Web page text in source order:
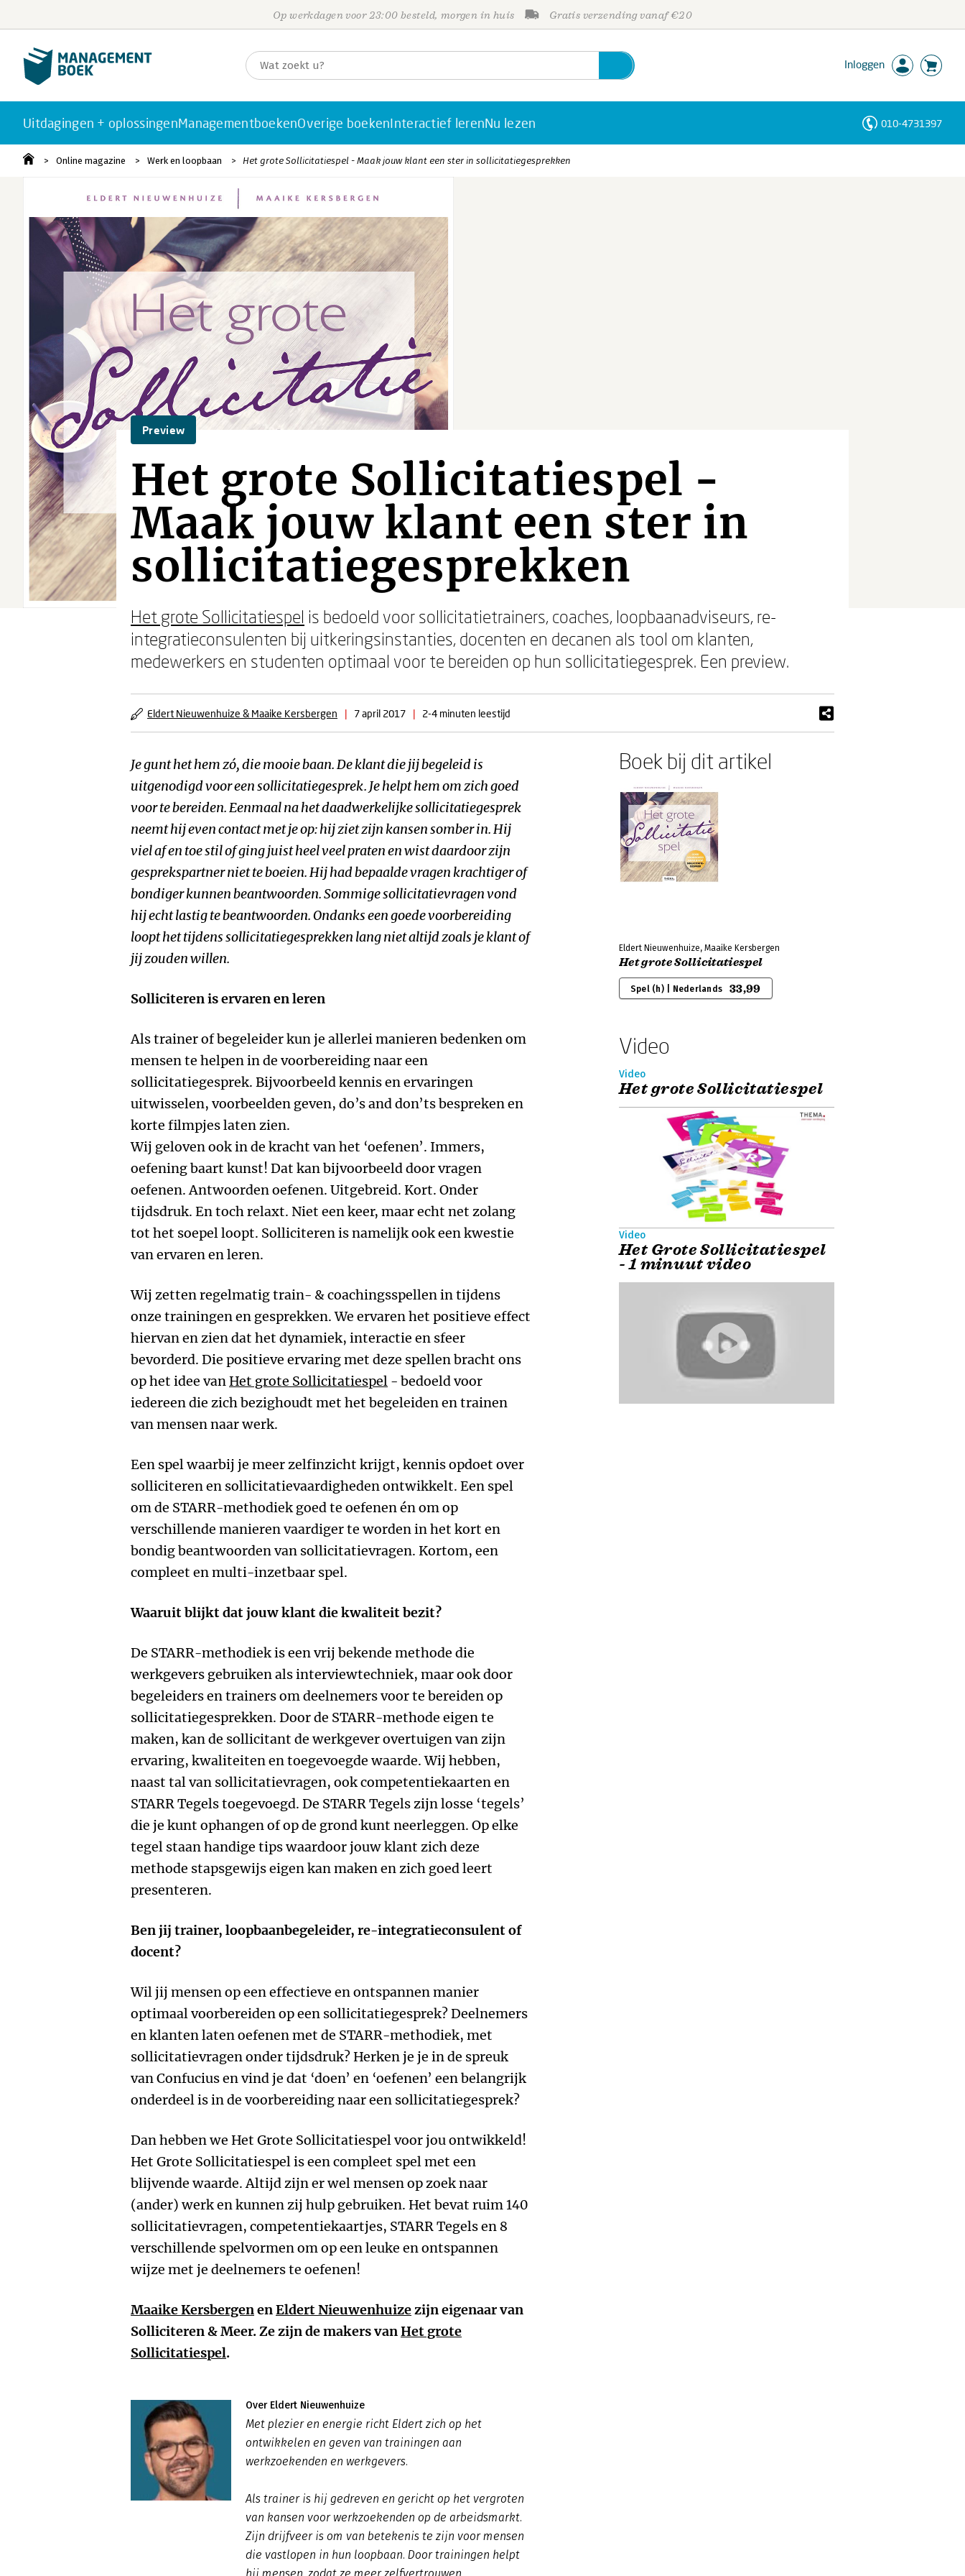
Op werkdagen voor 23:00 besteld, morgen in huis Gratis verzending vanaf €20
Inloggen
Uitdagingen + oplossingenManagementboekenOverige boekenInteractief lerenNu lezen 010-4731397
Online magazine Werk en loopbaan Het grote Sollicitatiespel - Maak jouw klant een ster in sollicitatiegesprekken
Preview
Het grote Sollicitatiespel -
Maak jouw klant een ster in
sollicitatiegesprekken
Het grote Sollicitatiespel is bedoeld voor sollicitatietrainers, coaches, loopbaanadviseurs, re-
integratieconsulenten bij uitkeringsinstanties, docenten en decanen als tool om klanten,
medewerkers en studenten optimaal voor te bereiden op hun sollicitatiegesprek. Een preview.
Eldert Nieuwenhuize & Maaike Kersbergen | 7 april 2017 | 2-4 minuten leestijd
Je gunt het hem zó, die mooie baan. De klant die jij begeleid is
uitgenodigd voor een sollicitatiegesprek. Je helpt hem om zich goed
voor te bereiden. Eenmaal na het daadwerkelijke sollicitatiegesprek
neemt hij even contact met je op: hij ziet zijn kansen somber in. Hij
viel af en toe stil of ging juist heel veel praten en wist daardoor zijn
gesprekspartner niet te boeien. Hij had bepaalde vragen krachtiger of
bondiger kunnen beantwoorden. Sommige sollicitatievragen vond
hij echt lastig te beantwoorden. Ondanks een goede voorbereiding
loopt het tijdens sollicitatiegesprekken lang niet altijd zoals je klant of
jij zouden willen.
Solliciteren is ervaren en leren
Als trainer of begeleider kun je allerlei manieren bedenken om
mensen te helpen in de voorbereiding naar een
sollicitatiegesprek. Bijvoorbeeld kennis en ervaringen
uitwisselen, voorbeelden geven, do’s and don’ts bespreken en
korte filmpjes laten zien.
Wij geloven ook in de kracht van het ‘oefenen’. Immers,
oefening baart kunst! Dat kan bijvoorbeeld door vragen
oefenen. Antwoorden oefenen. Uitgebreid. Kort. Onder
tijdsdruk. En toch relaxt. Niet een keer, maar echt net zolang
tot het soepel loopt. Solliciteren is namelijk ook een kwestie
van ervaren en leren.
Wij zetten regelmatig train- & coachingsspellen in tijdens
onze trainingen en gesprekken. We ervaren het positieve effect
hiervan en zien dat het dynamiek, interactie en sfeer
bevorderd. Die positieve ervaring met deze spellen bracht ons
op het idee vanHet grote Sollicitatiespel - bedoeld voor
iedereen die zich bezighoudt met het begeleiden en trainen
van mensen naar werk.
Een spel waarbij je meer zelfinzicht krijgt, kennis opdoet over
solliciteren en sollicitatievaardigheden ontwikkelt. Een spel
om de STARR-methodiek goed te oefenen én om op
verschillende manieren vaardiger te worden in het kort en
bondig beantwoorden van sollicitatievragen. Kortom, een
compleet en multi-inzetbaar spel.
Waaruit blijkt dat jouw klant die kwaliteit bezit?
De STARR-methodiek is een vrij bekende methode die
werkgevers gebruiken als interviewtechniek, maar ook door
begeleiders en trainers om deelnemers voor te bereiden op
sollicitatiegesprekken. Door de STARR-methode eigen te
maken, kan de sollicitant de werkgever overtuigen van zijn
ervaring, kwaliteiten en toegevoegde waarde. Wij hebben,
naast tal van sollicitatievragen, ook competentiekaarten en
STARR Tegels toegevoegd. De STARR Tegels zijn losse ‘tegels’
die je kunt ophangen of op de grond kunt neerleggen. Op elke
tegel staan handige tips waardoor jouw klant zich deze
methode stapsgewijs eigen kan maken en zich goed leert
presenteren.
Ben jij trainer, loopbaanbegeleider, re-integratieconsulent of
docent?
Wil jij mensen op een effectieve en ontspannen manier
optimaal voorbereiden op een sollicitatiegesprek? Deelnemers
en klanten laten oefenen met de STARR-methodiek, met
sollicitatievragen onder tijdsdruk? Herken je je in de spreuk
van Confucius en vind je dat ‘doen’ en ‘oefenen’ een belangrijk
onderdeel is in de voorbereiding naar een sollicitatiegesprek?
Dan hebben we Het Grote Sollicitatiespel voor jou ontwikkeld!
Het Grote Sollicitatiespel is een compleet spel met een
blijvende waarde. Altijd zijn er wel mensen op zoek naar
(ander) werk en kunnen zij hulp gebruiken. Het bevat ruim 140
sollicitatievragen, competentiekaartjes, STARR Tegels en 8
verschillende spelvormen om op een leuke en ontspannen
wijze met je deelnemers te oefenen!
Maaike KersbergenenEldert Nieuwenhuizezijn eigenaar van
Solliciteren & Meer. Ze zijn de makers vanHet grote
Sollicitatiespel.
Over Eldert Nieuwenhuize
Met plezier en energie richt Eldert zich op het
ontwikkelen en geven van trainingen aan
werkzoekenden en werkgevers.
Als trainer is hij gedreven en gericht op het vergroten
van kansen voor werkzoekenden op de arbeidsmarkt.
Zijn drijfveer is om van betekenis te zijn voor mensen
die vastlopen in hun loopbaan. Door trainingen helpt
Boek bij dit artikel
Eldert Nieuwenhuize, Maaike Kersbergen
Het grote Sollicitatiespel
Spel (h) | Nederlands 33,99
Video
Video
Het grote Sollicitatiespel
Video
Het Grote Sollicitatiespel
- 1 minuut video
Personen